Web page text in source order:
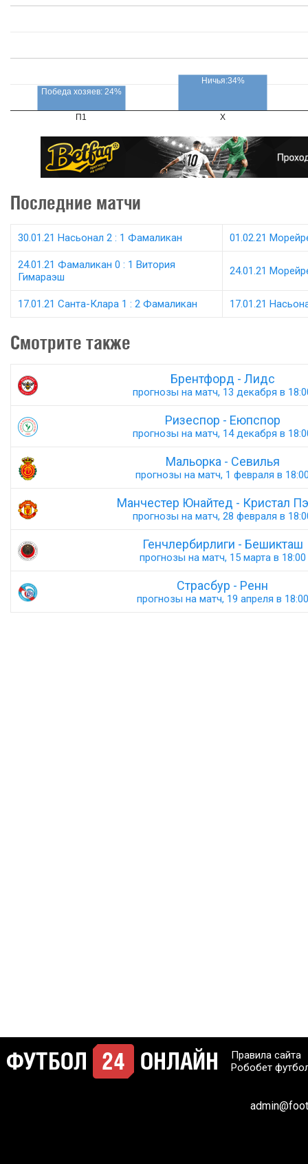
П1 X
Победа хозяев: 24%
Ничья:34%
Последние матчи
30.01.21 Насьонал 2 : 1 Фамаликан 01.02.21
24.01.21 Фамаликан 0 : 1 Витория
Гимараэш
24.01.21
17.01.21 Санта-Клара 1 : 2 Фамаликан 17.01.21
Смотрите также
Брентфорд - Лидс
прогнозы на матч, 13 декабря в
Ризеспор - Еюпспор
прогнозы на матч, 14 декабря в
Мальорка - Севилья
прогнозы на матч, 1 февраля в
Манчестер Юнайтед - Кристал
прогнозы на матч, 28 февраля в
Генчлербирлиги - Бешикташ
прогнозы на матч, 15 марта в 18:00
Страсбур - Ренн
прогнозы на матч, 19 апреля в 18:00
Правила сайта
Робобет